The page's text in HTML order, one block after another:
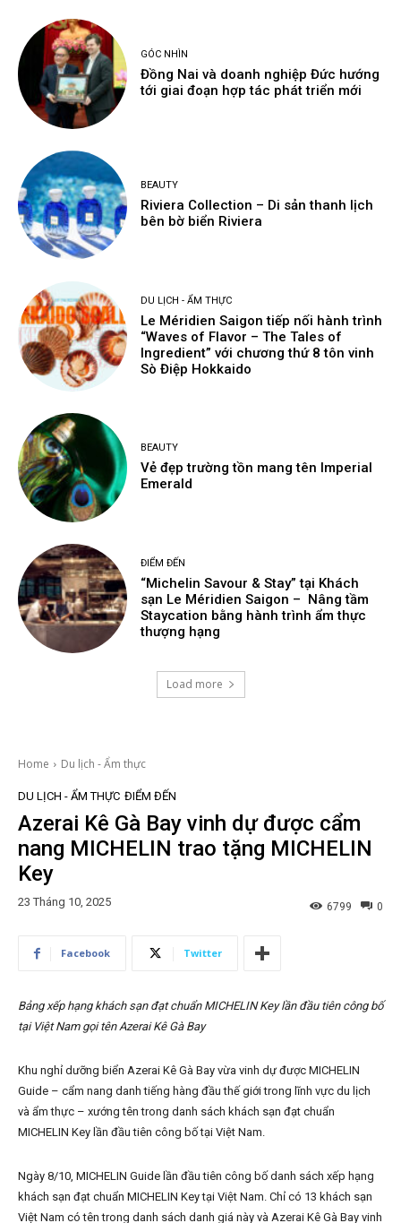
GÓC NHÌN
Đồng Nai và doanh nghiệp Đức hướng
tới giai đoạn hợp tác phát triển mới
BEAUTY
Riviera Collection – Di sản thanh lịch
bên bờ biển Riviera
DU LỊCH - ẨM THỰC
Le Méridien Saigon tiếp nối hành trình
“Waves of Flavor – The Tales of
Ingredient” với chương thứ 8 tôn vinh
Sò Điệp Hokkaido
BEAUTY
Vẻ đẹp trường tồn mang tên Imperial
Emerald
ĐIỂM ĐẾN
“Michelin Savour & Stay” tại Khách
sạn Le Méridien Saigon – Nâng tầm
Staycation bằng hành trình ẩm thực
thượng hạng
Load more